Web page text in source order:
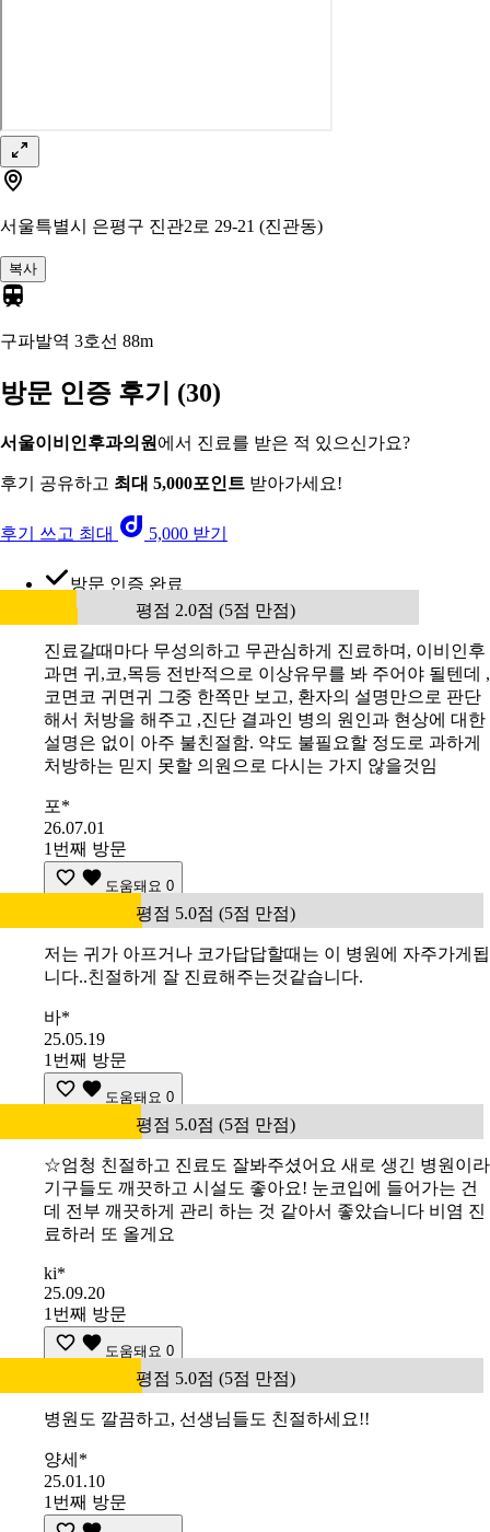
서울특별시 은평구 진관2로 29-21 (진관동)
복사
구파발역 3호선 88m
방문 인증 후기 (30)
서울이비인후과의원 에서 진료를 받은 적 있으신가요?
후기 공유하고 최대 5,000포인트 받아가세요!
후기 쓰고 최대 5,000 받기
방문 인증 완료
평점 2.0점 (5점 만점)
진료갈때마다 무성의하고 무관심하게 진료하며, 이비인후
과면 귀,코,목등 전반적으로 이상유무를 봐 주어야 될텐데 ,
코면코 귀면귀 그중 한쪽만 보고, 환자의 설명만으로 판단
해서 처방을 해주고 ,진단 결과인 병의 원인과 현상에 대한
설명은 없이 아주 불친절함. 약도 불필요할 정도로 과하게
처방하는 믿지 못할 의원으로 다시는 가지 않을것임
포*
26.07.01
1번째 방문
도움돼요 0
평점 5.0점 (5점 만점)
저는 귀가 아프거나 코가답답할때는 이 병원에 자주가게됩
니다..친절하게 잘 진료해주는것같습니다.
바*
25.05.19
1번째 방문
도움돼요 0
평점 5.0점 (5점 만점)
☆엄청 친절하고 진료도 잘봐주셨어요 새로 생긴 병원이라
기구들도 깨끗하고 시설도 좋아요! 눈코입에 들어가는 건
데 전부 깨끗하게 관리 하는 것 같아서 좋았습니다 비염 진
료하러 또 올게요
ki*
25.09.20
1번째 방문
도움돼요 0
평점 5.0점 (5점 만점)
병원도 깔끔하고, 선생님들도 친절하세요!!
양세*
25.01.10
1번째 방문